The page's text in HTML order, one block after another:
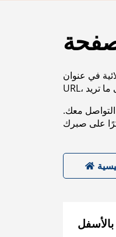
في عنوان
معك.
بالأسفل